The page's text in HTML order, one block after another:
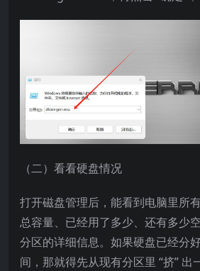
（二）看看硬盘情况​
打开磁盘管理后，能看到电脑里所
总容量、已经用了多少、还有多少
分区的详细信息。如果硬盘已经分
间，那就得先从现有分区里 “挤” 出